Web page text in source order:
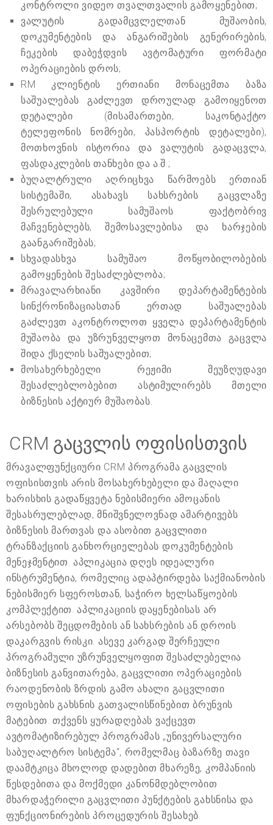
კონტროლი ვიდეო თვალთვალის გამოყენებით;
ვალუტის გადამცვლელთან მუშაობის,
დოკუმენტების და ანგარიშების გენერირების,
ჩეკების დაბეჭდვის ავტომატური ფორმატი
ოპერაციების დროს;
RM კლიენტის ერთიანი მონაცემთა ბაზა
საშუალებას გაძლევთ დროულად გამოიყენოთ
დეტალები (მისამართები, საკონტაქტო
ტელეფონის ნომრები, პასპორტის დეტალები),
მოთხოვნის ისტორია და ვალუტის გადაცვლა,
ფასდაკლების თანხები და ა.შ.;
ბუღალტრული აღრიცხვა წარმოებს ერთიან
სისტემაში, ასახავს სახსრების გაცვლაზე
შესრულებული სამუშაოს ფაქტობრივ
მაჩვენებლებს, შემოსავლებისა და ხარჯების
გაანგარიშებას;
სხვადასხვა სამუშაო მოწყობილობების
გამოყენების შესაძლებლობა;
მრავალარხიანი კავშირი დეპარტამენტების
სინქრონიზაციასთან ერთად საშუალებას
გაძლევთ აკონტროლოთ ყველა დეპარტამენტის
მუშაობა და უზრუნველყოთ მონაცემთა გაცვლა
შიდა ქსელის საშუალებით;
მოსახერხებელი რეჟიმი შეუზღუდავი
შესაძლებლობებით ასტიმულირებს მთელი
ბიზნესის აქტიურ მუშაობას.
CRM გაცვლის ოფისისთვის
მრავალფუნქციური CRM პროგრამა გაცვლის
ოფისისთვის არის მოსახერხებელი და მაღალი
ხარისხის გადაწყვეტა ნებისმიერი ამოცანის
შესასრულებლად, მნიშვნელოვნად ამარტივებს
ბიზნესის მართვას და ასობით გაცვლითი
ტრანზაქციის განხორციელებას დოკუმენტების
მენეჯმენტით. აპლიკაცია დღეს იდეალური
ინსტრუმენტია, რომელიც ადაპტირდება საქმიანობის
ნებისმიერ სფეროსთან, საჭირო ხელსაწყოების
კომპლექტით. აპლიკაციის დაყენებისას არ
არსებობს შეცდომების ან სახსრების ან დროის
დაკარგვის რისკი. ასევე კარგად შერჩეული
პროგრამული უზრუნველყოფით შესაძლებელია
ბიზნესის განვითარება, გაცვლითი ოპერაციების
რაოდენობის ზრდის გამო ახალი გაცვლითი
ოფისების გახსნის გათვალისწინებით ბრუნვის
მატებით. თქვენს ყურადღებას ვაქცევთ
ავტომატიზირებულ პროგრამას „უნივერსალური
საბუღალტრო სისტემა“, რომელმაც ბაზარზე თავი
დაამტკიცა მხოლოდ დადებით მხარეზე, კომპანიის
წესდებითა და მოქმედი კანონმდებლობით
მხარდაჭერილი გაცვლითი პუნქტების გახსნისა და
ფუნქციონირების პროცედურის შესახებ.